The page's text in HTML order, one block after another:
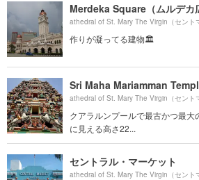
Merdeka Square（ムルデカ
athedral of St. Mary The Virgin（セント
作りが凝ってる建物🏛
athedral of St. Mary The Virgin（セント
クアラルンプールで最古かつ最大
に見える高さ22...
セントラル・マーケット
athedral of St. Mary The Virgin（セント